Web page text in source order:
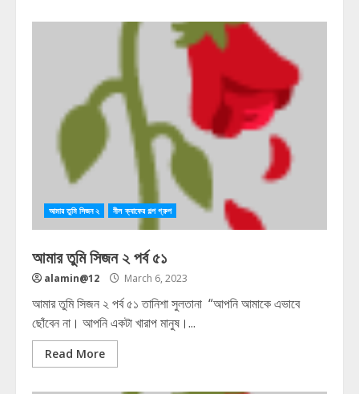
আমার তুমি সিজন ২ নীল ক্যাফের গল্প গ্রুপ
আমার তুমি সিজন ২ পর্ব ৫১
alamin@12 March 6, 2023
আমার তুমি সিজন ২ পর্ব ৫১ তানিশা সুলতানা “আপনি আমাকে এভাবে
ছোঁবেন না। আপনি একটা খারাপ মানুষ।...
Read More